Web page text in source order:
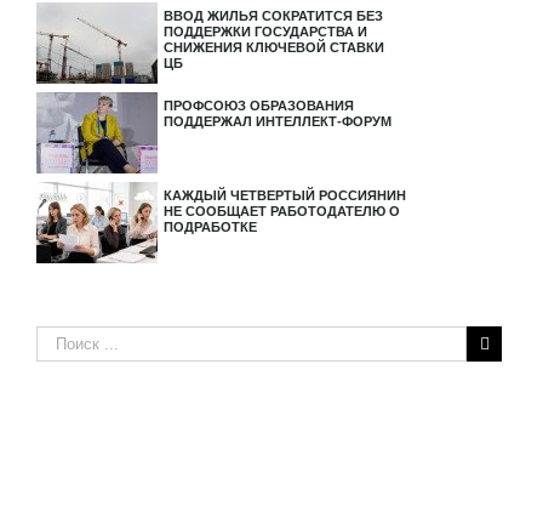
ВВОД ЖИЛЬЯ СОКРАТИТСЯ БЕЗ
ПОДДЕРЖКИ ГОСУДАРСТВА И
СНИЖЕНИЯ КЛЮЧЕВОЙ СТАВКИ
ЦБ
ПРОФСОЮЗ ОБРАЗОВАНИЯ
ПОДДЕРЖАЛ ИНТЕЛЛЕКТ-ФОРУМ
КАЖДЫЙ ЧЕТВЕРТЫЙ РОССИЯНИН
НЕ СООБЩАЕТ РАБОТОДАТЕЛЮ О
ПОДРАБОТКЕ